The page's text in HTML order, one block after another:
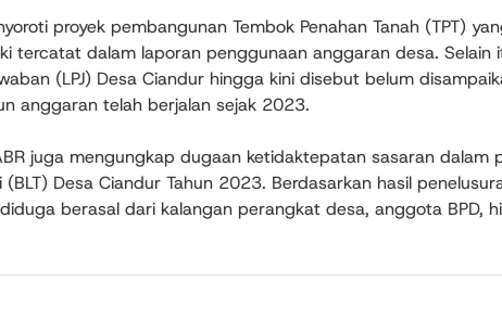
proyek pembangunan Tembok Penahan Tanah (TPT)
tercatat dalam laporan penggunaan anggaran desa. Selain
(LPJ) Desa Ciandur hingga kini disebut belum
anggaran telah berjalan sejak 2023.
juga mengungkap dugaan ketidaktepatan sasaran dalam
(BLT) Desa Ciandur Tahun 2023. Berdasarkan hasil
berasal dari kalangan perangkat desa, anggota BPD,